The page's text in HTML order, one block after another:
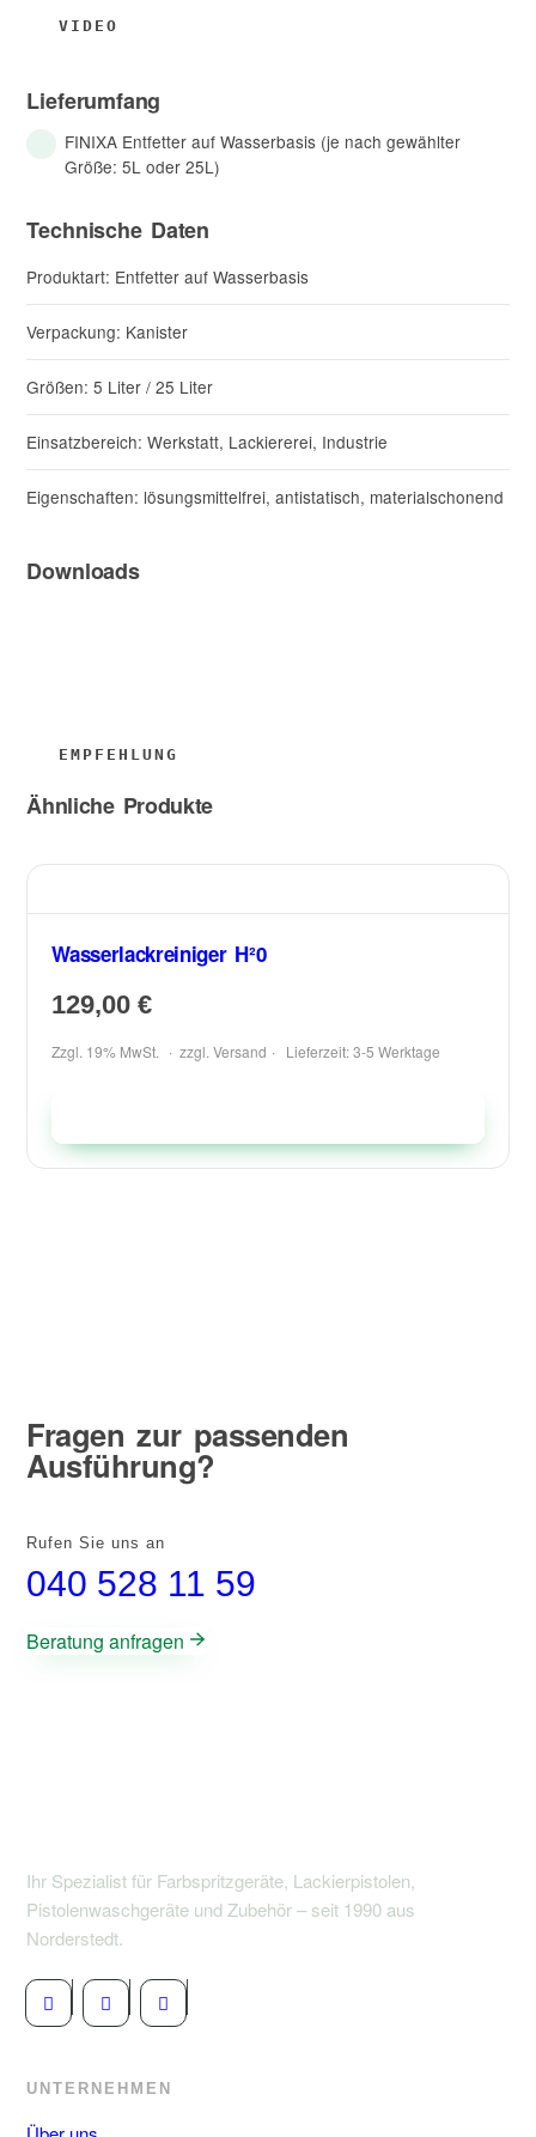
Lieferumfang
FINIXA Entfetter auf Wasserbasis (je nach gewählter
Größe: 5L oder 25L)
Technische Daten
Produktart: Entfetter auf Wasserbasis
Verpackung: Kanister
Größen: 5 Liter / 25 Liter
Einsatzbereich: Werkstatt, Lackiererei, Industrie
Eigenschaften: lösungsmittelfrei, antistatisch, materialschonend
Downloads
Ähnliche Produkte
Wasserlackreiniger H²0
129,00€
Zzgl. 19% MwSt. zzgl.Versand Lieferzeit: 3-5 Werktage
Fragen zur passenden
Ausführung?
Rufen Sie uns an
040 528 11 59
Beratung anfragen
Ihr Spezialist für Farbspritzgeräte, Lackierpistolen,
Pistolenwaschgeräte und Zubehör – seit 1990 aus
Norderstedt.
UNTERNEHMEN